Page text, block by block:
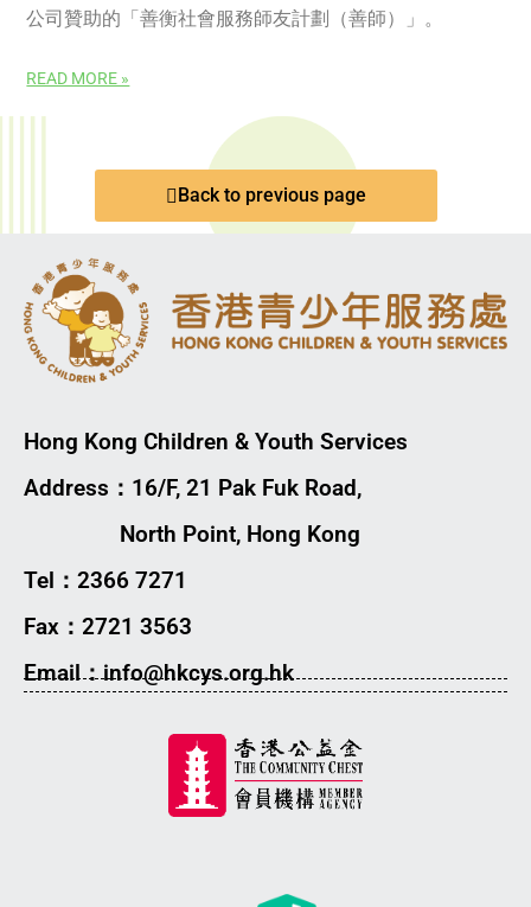
公司贊助的「善衡社會服務師友計劃（善師）」。
READ MORE »
Back to previous page
Hong Kong Children & Youth Services
Address：16/F, 21 Pak Fuk Road,
North Point, Hong Kong
Tel：2366 7271
Fax：2721 3563
Email：info@hkcys.org.hk